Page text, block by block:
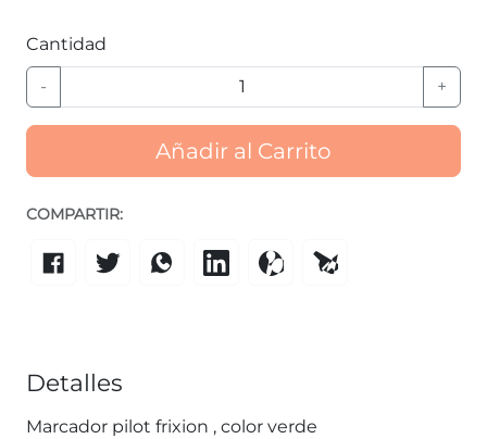
Cantidad
- +
Añadir al Carrito
COMPARTIR:
Detalles
Marcador pilot frixion , color verde